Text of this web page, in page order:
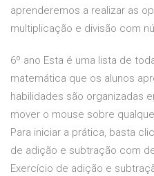
aprenderemos a realizar as
multiplicação e divisão com
6º ano Esta é uma lista de
matemática que os alunos
habilidades são organizadas
mover o mouse sobre
Para iniciar a prática, basta
de adição e subtração com
Exercício de adição e